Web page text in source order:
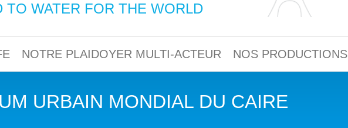
TO WATER FOR THE WORLD
NOTRE PLAIDOYER MULTI-ACTEUR NOS PRODUCTIONS
URBAIN MONDIAL DU CAIRE